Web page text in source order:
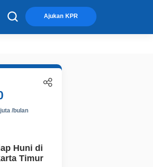
Ajukan KPR
/bulan
Huni di
Timur